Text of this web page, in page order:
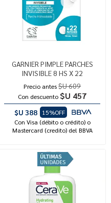
GARNIER PIMPLE PARCHES
INVISIBLE 8 HS X 22
Precio antes$U 609
Con descuento $U 457
$U 388
15%OFF
Con Visa (débito o crédito) o
Mastercard (credito) del BBVA